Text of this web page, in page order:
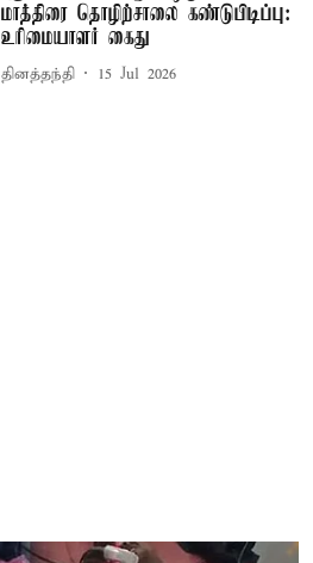
மாத்திரை தொழிற்சாலை கண்டுபிடிப்பு:
உரிமையாளர் கைது
தினத்தந்தி 15 Jul 2026